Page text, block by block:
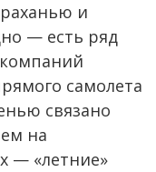
и
— есть ряд
самолета
связано
на
— «летние»